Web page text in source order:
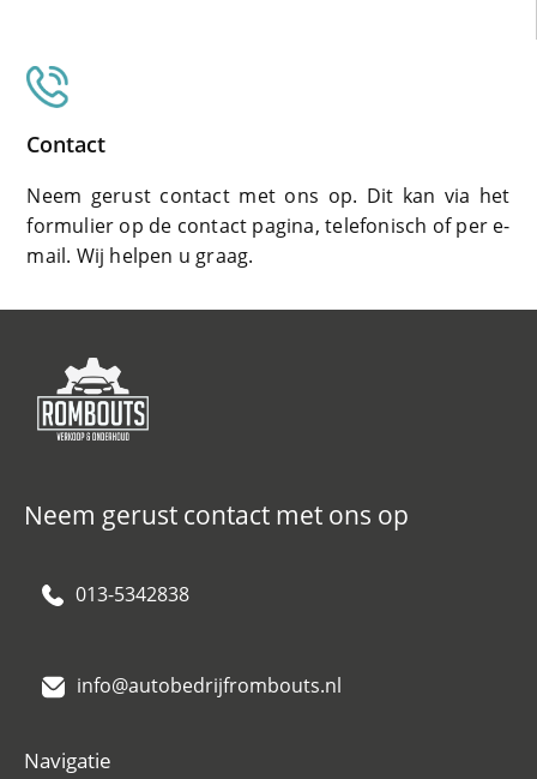
Contact
Neem gerust contact met ons op. Dit kan via het
formulier op de contact pagina, telefonisch of per e-
mail. Wij helpen u graag.
Neem gerust contact met ons op
013-5342838
info@autobedrijfrombouts.nl
Navigatie